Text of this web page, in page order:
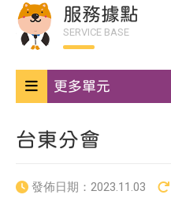
服務據點
SERVICE BASE
更多單元
台東分會
發佈日期： 2023.11.03